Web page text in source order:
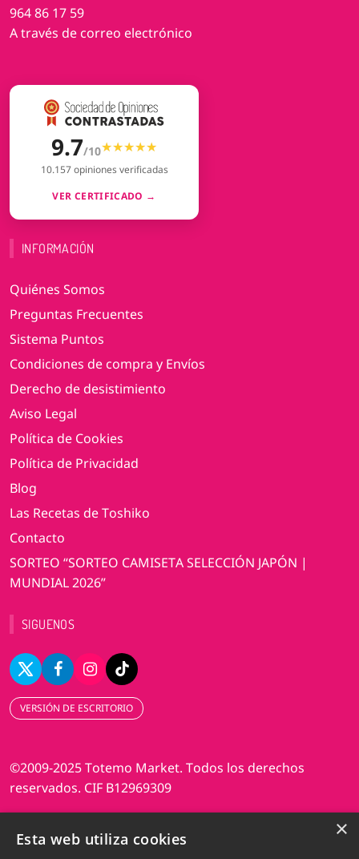
964 86 17 59
A través de correo electrónico
9.7/10★★★★★
★★★★★
10.157 opiniones verificadas
VER CERTIFICADO →
INFORMACIÓN
Quiénes Somos
Preguntas Frecuentes
Sistema Puntos
Condiciones de compra y Envíos
Derecho de desistimiento
Aviso Legal
Política de Cookies
Política de Privacidad
Blog
Las Recetas de Toshiko
Contacto
SORTEO “SORTEO CAMISETA SELECCIÓN JAPÓN |
MUNDIAL 2026”
SIGUENOS
VERSIÓN DE ESCRITORIO
©2009-2025 Totemo Market. Todos los derechos
reservados. CIF B12969309
×
Esta web utiliza cookies